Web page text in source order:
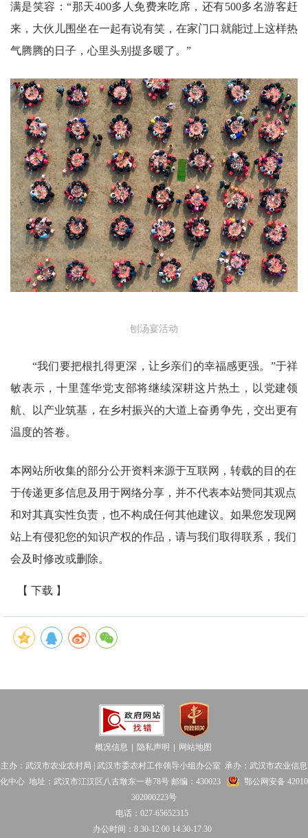
满是笑容：“那天400多人免费来吃席，还有500多名游客赶
来，大伙儿围坐在一起有说有笑，在家门口就能过上这样热
气腾腾的日子，心里头别提多暖了。”
刨汤宴活动
“我们要把根扎得更深，让乡亲们的幸福感更强。”于祥
敏表示，十里莲华党支部将继续深耕这片热土，以党建领
航、以产业筑基，在乡村振兴的大道上奋勇争先，交出更有
温度的答卷。
本网站所收集的部分公开资料来源于互联网，转载的目的在
于传递更多信息及用于网络分享，并不代表本站赞同其观点
和对其真实性负责，也不构成任何其他建议。如果您发现网
站上有侵犯您的知识产权的作品，请与我们取得联系，我们
会及时修改或删除。
【 下载 】
概况信息 隐私声明
网站地图
主办：武汉市农业农村局 | 武汉市委农村工作领导小组办公室 承办：武汉市农业信息
化中心 地址：武汉市江汉区八古墩东一巷78号 邮编：430023
鄂公网安备 42010
302000223号
电话：027-65652315
办公时间：8:30-12:00 14:30-17:30